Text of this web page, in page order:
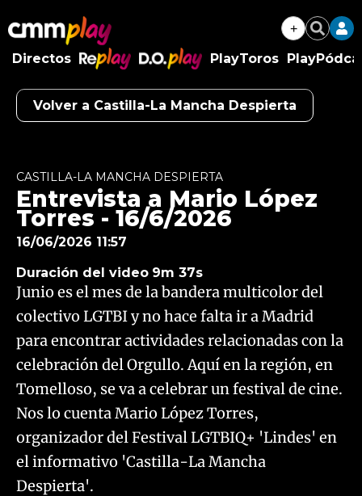
+ Buscar
Directos
RePlay
D.O.Play
PlayToros
Volver a Castilla-La Mancha Despierta
Algo salió mal.
Try again
CASTILLA-LA MANCHA DESPIERTA
Entrevista a Mario López
Torres - 16/6/2026
16/06/2026 11:57
Duración del video 9m 37s
Junio es el mes de la bandera multicolor del
colectivo LGTBI y no hace falta ir a Madrid
para encontrar actividades relacionadas con la
celebración del Orgullo. Aquí en la región, en
Tomelloso, se va a celebrar un festival de cine.
Nos lo cuenta Mario López Torres,
organizador del Festival LGTBIQ+ 'Lindes' en
el informativo 'Castilla-La Mancha
Despierta'.